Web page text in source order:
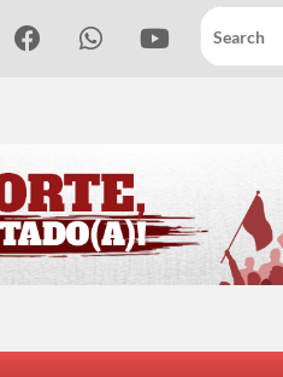
F
a
o
k
h
p
p
o